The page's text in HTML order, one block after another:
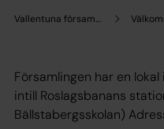
Vallentuna församling
Församlingen har en
intill Roslagsbanans
Bällstabergsskolan)